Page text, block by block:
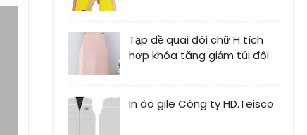
Tạp dề quai đôi chữ H tích
hợp khóa tăng giảm túi đôi
In áo gile Công ty HD.Teisco